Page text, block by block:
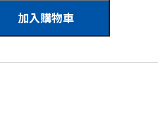
加入購物車